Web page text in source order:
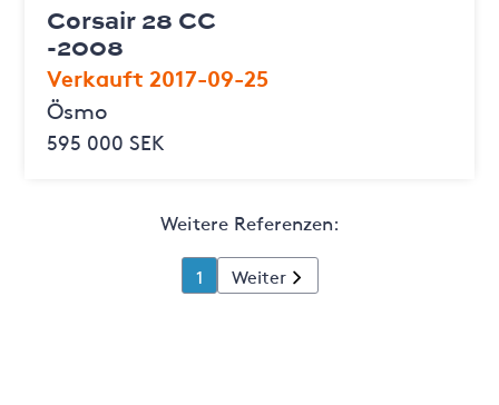
Corsair 28 CC
-2008
Verkauft 2017-09-25
Ösmo
595 000 SEK
Weitere Referenzen:
1 Weiter